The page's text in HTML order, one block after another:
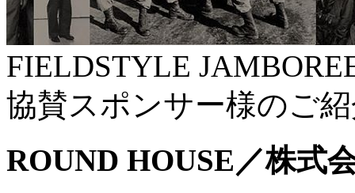
FIELDSTYLE
協賛スポンサー様のご
ROUND HOUSE／株式